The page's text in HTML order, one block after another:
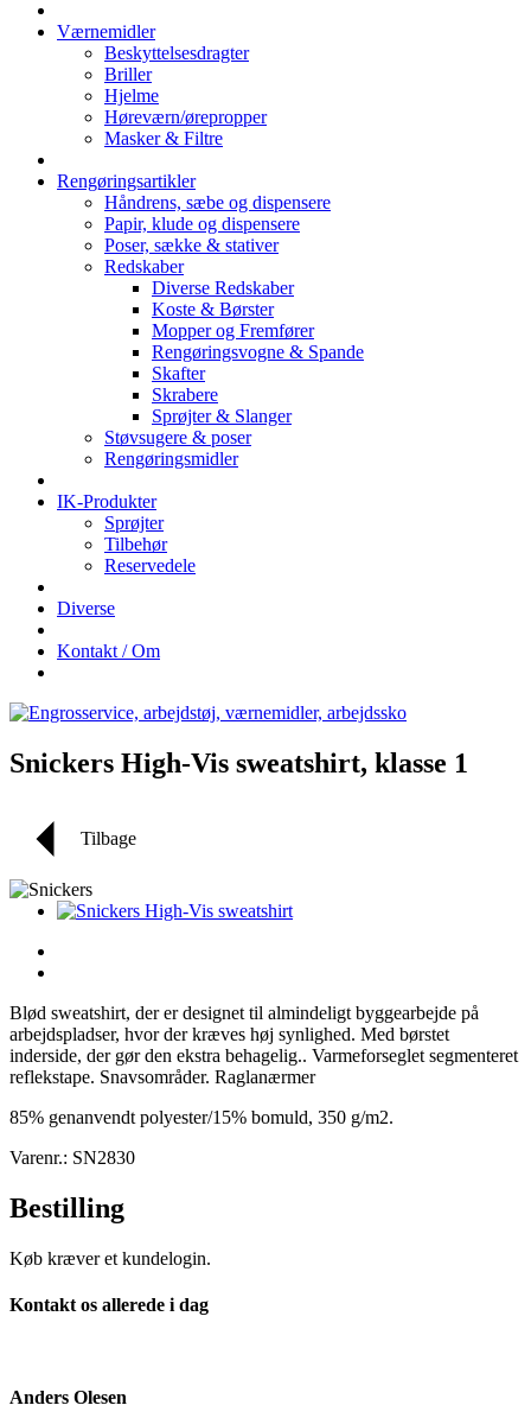
Værnemidler
Beskyttelsesdragter
Briller
Hjelme
Høreværn/ørepropper
Masker & Filtre
Rengøringsartikler
Håndrens, sæbe og dispensere
Papir, klude og dispensere
Poser, sække & stativer
Redskaber
Diverse Redskaber
Koste & Børster
Mopper og Fremfører
Rengøringsvogne & Spande
Skafter
Skrabere
Sprøjter & Slanger
Støvsugere & poser
Rengøringsmidler
IK-Produkter
Sprøjter
Tilbehør
Reservedele
Diverse
Kontakt / Om
Snickers High-Vis sweatshirt, klasse 1
Tilbage
Blød sweatshirt, der er designet til almindeligt byggearbejde på
arbejdspladser, hvor der kræves høj synlighed. Med børstet
inderside, der gør den ekstra behagelig.. Varmeforseglet segmenteret
reflekstape. Snavsområder. Raglanærmer
85% genanvendt polyester/15% bomuld, 350 g/m2.
Varenr.: SN2830
Bestilling
Køb kræver et kundelogin.
Kontakt os allerede i dag
Anders Olesen